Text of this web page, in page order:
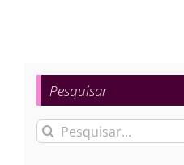
Pesquisar
Buscar